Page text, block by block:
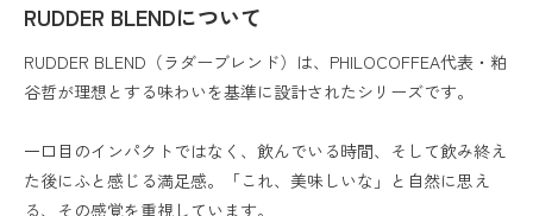
RUDDER BLENDについて
RUDDER BLEND（ラダーブレンド）は、PHILOCOFFEA代表・粕
谷哲が理想とする味わいを基準に設計されたシリーズです。
一口目のインパクトではなく、飲んでいる時間、そして飲み終え
た後にふと感じる満足感。「これ、美味しいな」と自然に思え
る、その感覚を重視しています。